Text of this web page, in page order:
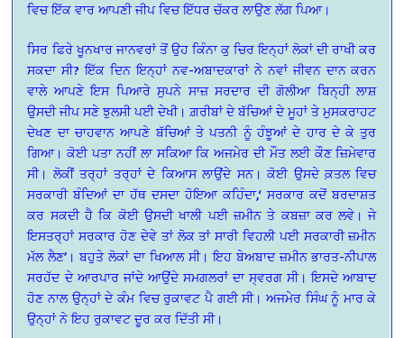
ਵਿਚ ਇੱਕ ਵਾਰ ਆਪਣੀ ਜੀਪ ਵਿਚ ਇੱਧਰ ਚੱਕਰ ਲਾਉਣ ਲੱਗ ਪਿਆ।
ਸਿਰ ਫਿਰੇ ਖੂਨਖਾਰ ਜਾਨਵਰਾਂ ਤੋਂ ਉਹ ਕਿੰਨਾ ਕੁ ਚਿਰ ਇਨ੍ਹਾਂ ਲੋਕਾਂ ਦੀ ਰਾਖੀ ਕਰ
ਸਕਦਾ ਸੀ? ਇੱਕ ਦਿਨ ਇਨ੍ਹਾਂ ਨਵ-ਅਬਾਦਕਾਰਾਂ ਨੇ ਨਵਾਂ ਜੀਵਨ ਦਾਨ ਕਰਨ
ਵਾਲੇ ਆਪਣੇ ਇਸ ਪਿਆਰੇ ਸੁਪਨੇ ਸਾਜ਼ ਸਰਦਾਰ ਦੀ ਗੋਲੀਆ ਬਿਨ੍ਹੀ ਲਾਸ਼
ਉਸਦੀ ਜੀਪ ਸਣੇ ਝੁਲਸੀ ਪਈ ਦੇਖੀ। ਗ਼ਰੀਬਾਂ ਦੇ ਬੱਚਿਆਂ ਦੇ ਮੂਹਾਂ ਤੇ ਮੁਸਕਰਾਹਟ
ਦੇਖਣ ਦਾ ਚਾਹਵਾਨ ਆਪਣੇ ਬੱਚਿਆਂ ਤੇ ਪਤਨੀ ਨੂੰ ਹੰਝੂਆਂ ਦੇ ਹਾਰ ਦੇ ਕੇ ਤੁਰ
ਗਿਆ। ਕੋਈ ਪਤਾ ਨਹੀਂ ਲਾ ਸਕਿਆ ਕਿ ਅਜਮੇਰ ਦੀ ਮੌਤ ਲਈ ਕੌਣ ਜ਼ਿਮੇਵਾਰ
ਸੀ। ਲੋਕੀਂ ਤਰ੍ਹਾਂ ਤਰ੍ਹਾਂ ਦੇ ਕਿਆਸ ਲਾਉਂਦੇ ਸਨ। ਕੋਈ ਉਸਦੇ ਕ਼ਤਲ ਵਿਚ
ਸਰਕਾਰੀ ਬੰਦਿਆਂ ਦਾ ਹੱਥ ਦਸਦਾ ਹੋਇਆ ਕਹਿੰਦਾ,‘ ਸਰਕਾਰ ਕਦੋਂ ਬਰਦਾਸ਼ਤ
ਕਰ ਸਕਦੀ ਹੈ ਕਿ ਕੋਈ ਉਸਦੀ ਖਾਲੀ ਪਈ ਜ਼ਮੀਨ ਤੇ ਕਬਜ਼ਾ ਕਰ ਲਵੇ। ਜੇ
ਇਸਤਰ੍ਹਾਂ ਸਰਕਾਰ ਹੋਣ ਦੇਵੇ ਤਾਂ ਲੋਕ ਤਾਂ ਸਾਰੀ ਵਿਹਲੀ ਪਈ ਸਰਕਾਰੀ ਜ਼ਮੀਨ
ਮੱਲ ਲੈਣ’। ਬਹੁਤੇ ਲੋਕਾਂ ਦਾ ਖਿਆਲ ਸੀ। ਇਹ ਬੇਅਬਾਦ ਜ਼ਮੀਨ ਭਾਰਤ-ਨੀਪਾਲ
ਸਰਹੱਦ ਦੇ ਆਰਪਾਰ ਜਾਂਦੇ ਆਉਂਦੇ ਸਮਗਲਰਾਂ ਦਾ ਸ੍ਵਰਗ ਸੀ। ਇਸਦੇ ਆਬਾਦ
ਹੋਣ ਨਾਲ ਉਨ੍ਹਾਂ ਦੇ ਕੰਮ ਵਿਚ ਰੁਕਾਵਟ ਪੈ ਗਈ ਸੀ। ਅਜਮੇਰ ਸਿੰਘ ਨੂੰ ਮਾਰ ਕੇ
ਉਨ੍ਹਾਂ ਨੇ ਇਹ ਰੁਕਾਵਟ ਦੂਰ ਕਰ ਦਿੱਤੀ ਸੀ।